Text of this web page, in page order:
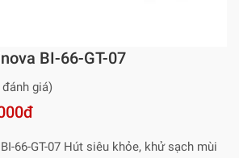
BI-66-GT-07
đánh giá)
66-GT-07 Hút siêu khỏe, khử sạch mùi